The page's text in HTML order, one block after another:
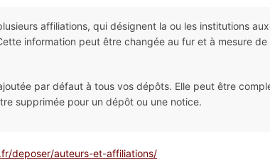
affiliations, qui désignent la ou les institutions
information peut être changée au fur et à mesure de
par défaut à tous vos dépôts. Elle peut être
supprimée pour un dépôt ou une notice.
deposer/auteurs-et-affiliations/